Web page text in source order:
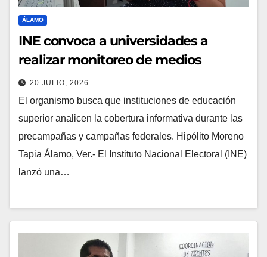
ÁLAMO
INE convoca a universidades a
realizar monitoreo de medios
20 JULIO, 2026
El organismo busca que instituciones de educación
superior analicen la cobertura informativa durante las
precampañas y campañas federales. Hipólito Moreno
Tapia Álamo, Ver.- El Instituto Nacional Electoral (INE)
lanzó una…